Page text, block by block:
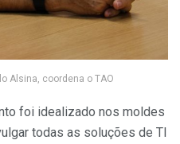
Alsina, coordena o TAO
foi idealizado nos moldes
todas as soluções de TI